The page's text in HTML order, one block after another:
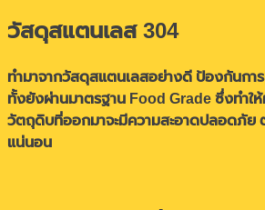
วัสดุสแตนเลส 304
ทำมาจากวัสดุสแตนเลสอย่างดี ป้องกันกา
ทั้งยังผ่านมาตรฐาน Food Grade ซึ่งทำให้
วัตถุดิบที่ออกมาจะมีความสะอาดปลอดภัย
แน่นอน